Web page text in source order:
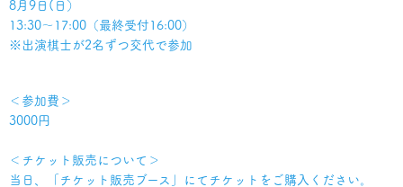
8月9日(日）
13:30～17:00（最終受付16:00）
※出演棋士が2名ずつ交代で参加
＜参加費＞
3000円
＜チケット販売について＞
当日、「チケット販売ブース」にてチケットをご購入ください。